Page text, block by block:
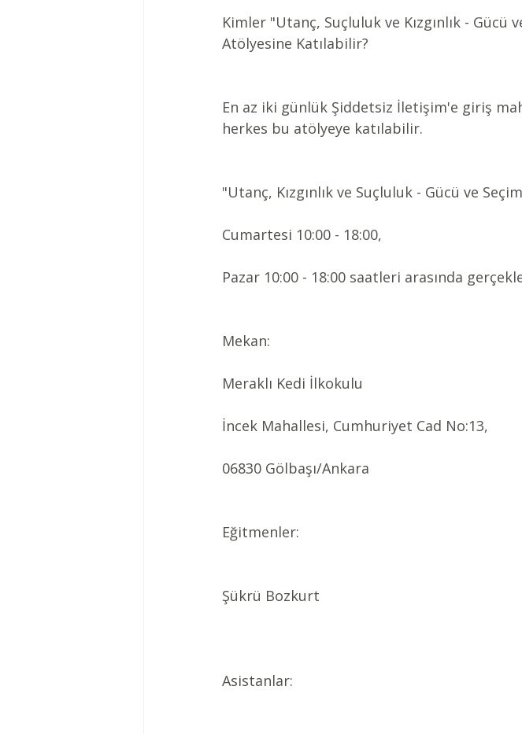
Kimler "Utanç, Suçluluk ve Kızgınlık -
Atölyesine Katılabilir?
En az iki günlük Şiddetsiz İletişim'e giriş
herkes bu atölyeye katılabilir.
"Utanç, Kızgınlık ve Suçluluk - Gücü ve
Cumartesi 10:00 - 18:00,
Pazar 10:00 - 18:00 saatleri arasında
Mekan:
Meraklı Kedi İlkokulu
İncek Mahallesi, Cumhuriyet Cad No:13,
06830 Gölbaşı/Ankara
Eğitmenler:
Şükrü Bozkurt
Asistanlar: